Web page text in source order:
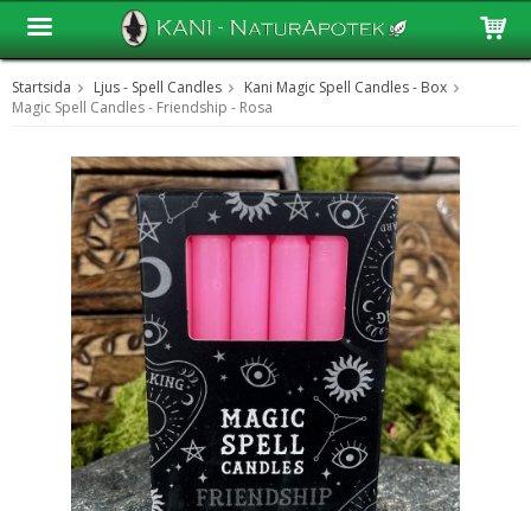
Produkten har blivit tillagd i varukorgen
Startsida Ljus - Spell Candles
Kani Magic Spell Candles - Box
Magic Spell Candles - Friendship - Rosa